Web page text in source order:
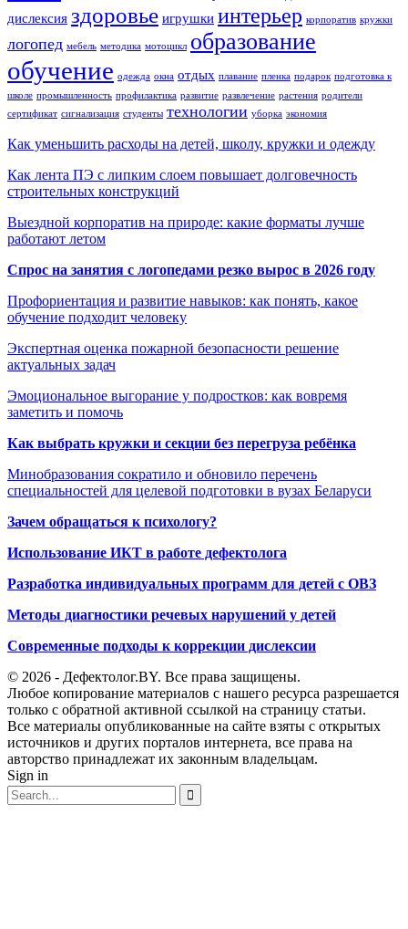
дислексия здоровье игрушки интерьер корпоратив кружки
логопед мебель методика мотоцикл образование
обучение одежда окна отдых плавание пленка подарок подготовка к
школе промышленность профилактика развитие развлечение растения родители
сертификат сигнализация студенты технологии уборка экономия
Как уменьшить расходы на детей, школу, кружки и одежду
Как лента ПЭ с липким слоем повышает долговечность
строительных конструкций
Выездной корпоратив на природе: какие форматы лучше
работают летом
Спрос на занятия с логопедами резко вырос в 2026 году
Профориентация и развитие навыков: как понять, какое
обучение подходит человеку
Экспертная оценка пожарной безопасности решение
актуальных задач
Эмоциональное выгорание у подростков: как вовремя
заметить и помочь
Как выбрать кружки и секции без перегруза ребёнка
Минобразования сократило и обновило перечень
специальностей для целевой подготовки в вузах Беларуси
Зачем обращаться к психологу?
Использование ИКТ в работе дефектолога
Разработка индивидуальных программ для детей с ОВЗ
Методы диагностики речевых нарушений у детей
Современные подходы к коррекции дислексии
© 2026 - Дефектолог.BY. Все права защищены.
Любое копирование материалов с нашего ресурса разрешается
только с обратной активной ссылкой на страницу статьи.
Все материалы опубликованные на сайте взяты с открытых
источников и других порталов интернета, все права на
авторство принадлежат их законным владельцам.
Sign in